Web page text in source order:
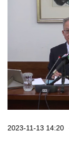
2023-11-13 14:20